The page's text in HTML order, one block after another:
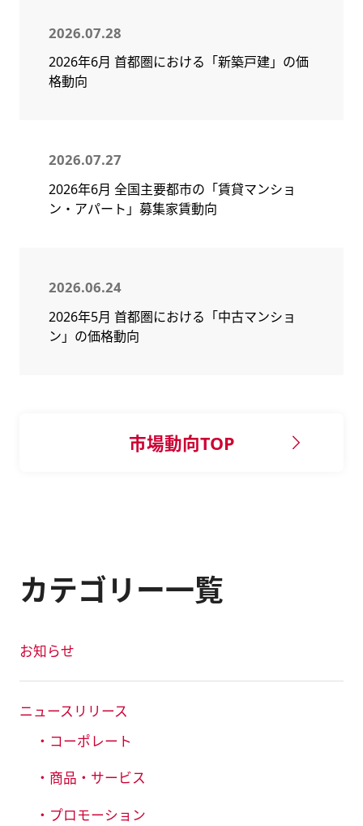
2026.07.28
2026年6月 首都圏における「新築戸建」の価
格動向
2026.07.27
2026年6月 全国主要都市の「賃貸マンショ
ン・アパート」募集家賃動向
2026.06.24
2026年5月 首都圏における「中古マンショ
ン」の価格動向
市場動向TOP
カテゴリー一覧
お知らせ
ニュースリリース
・コーポレート
・商品・サービス
・プロモーション